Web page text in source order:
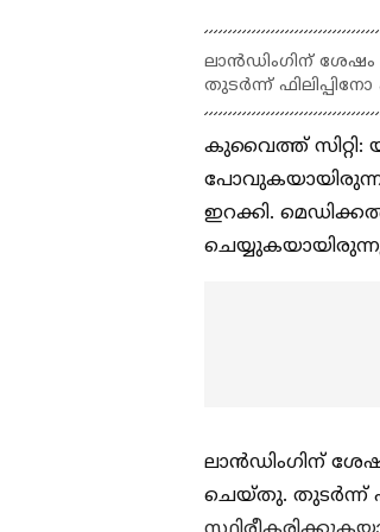
ലാൻഡിംഗിന്
തുടര്‍ന്ന്
കുവൈത്ത് സിറ്റി:
പോവുകയായിരുന്ന
ഇറക്കി.
ലാൻഡിംഗിന്
ചെയ്തു. തുടര്‍ന്ന്